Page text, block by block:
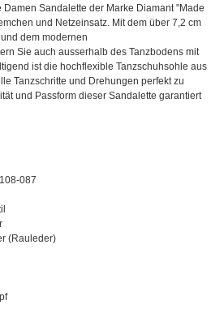
Sandalette der Marke Diamant "Made
und Netzeinsatz. Mit dem über 7,2 cm
dem modernen
Sie auch ausserhalb des Tanzbodens mit
ist die hochflexible Tanzschuhsohle aus
Tanzschritte und Drehungen perfekt zu
und Passform dieser Sandalette garantiert
087
(Rauleder)